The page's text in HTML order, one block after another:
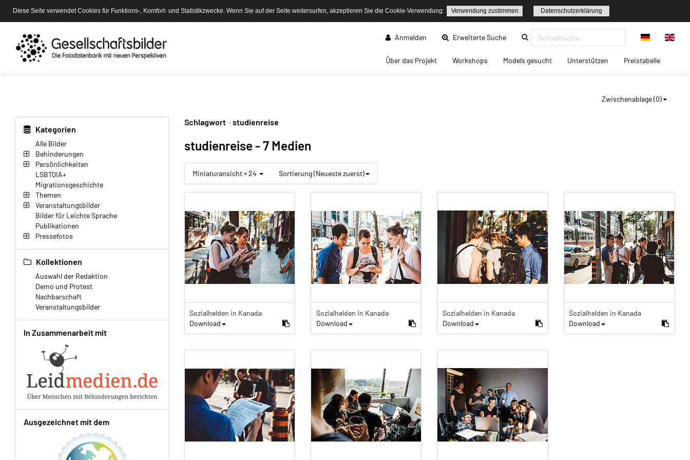
Diese Seite verwendet Cookies für Funktions-, Komfort- und Statistikzwecke. Wenn Sie auf der Seite weitersurfen, akzeptieren Sie die Cookie-Verwendung: Verwendung zustimmen Datenschutzerklärung
Anmelden Erweiterte Suche(current)
Über das Projekt(current)Workshops(current)Models gesucht(current)Unterstützen(current)Preistabelle(current)
Zwischenablage (0)
Kategorien
Alle Bilder
Behinderungen
Persönlichkeiten
LSBTQIA+
Migrationsgeschichte
Themen
Veranstaltungsbilder
Bilder für Leichte Sprache
Publikationen
Pressefotos
Kollektionen
Auswahl der Redaktion
Demo und Protest
Nachbarschaft
Veranstaltungsbilder
In Zusammenarbeit mit
Ausgezeichnet mit dem
Schlagwort studienreise
studienreise- 7 Medien
Miniaturansicht × 24 Sortierung (Neueste zuerst)
Sozialhelden in Kanada
Download
Sozialhelden in Kanada
Download
Sozialhelden in Kanada
Download
Sozialhelden in Kanada
Download